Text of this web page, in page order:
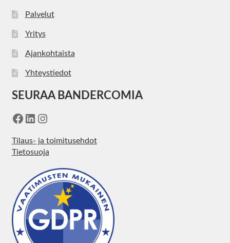
Palvelut
Yritys
Ajankohtaista
Yhteystiedot
SEURAA BANDERCOMIA
Facebook
LinkedIn
Instagram
Tilaus- ja toimitusehdot
Tietosuoja